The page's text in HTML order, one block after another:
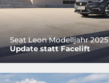
Seat Leon Modelljahr 2025
Update statt Facelift